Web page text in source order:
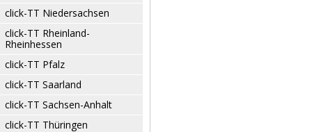
click-TT Niedersachsen
click-TT Rheinland-
Rheinhessen
click-TT Pfalz
click-TT Saarland
click-TT Sachsen-Anhalt
click-TT Thüringen